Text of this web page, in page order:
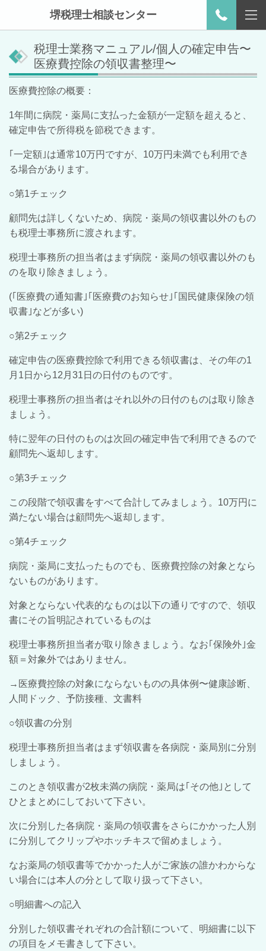
堺税理士相談センター
税理士業務マニュアル/個人の確定申告〜
医療費控除の領収書整理〜
医療費控除の概要：
1年間に病院・薬局に支払った金額が一定額を超えると、
確定申告で所得税を節税できます。
｢一定額｣は通常10万円ですが、10万円未満でも利用でき
る場合があります。
○第1チェック
顧問先は詳しくないため、病院・薬局の領収書以外のもの
も税理士事務所に渡されます。
税理士事務所の担当者はまず病院・薬局の領収書以外のも
のを取り除きましょう。
(｢医療費の通知書｣｢医療費のお知らせ｣｢国民健康保険の領
収書｣などが多い)
○第2チェック
確定申告の医療費控除で利用できる領収書は、その年の1
月1日から12月31日の日付のものです。
税理士事務所の担当者はそれ以外の日付のものは取り除き
ましょう。
特に翌年の日付のものは次回の確定申告で利用できるので
顧問先へ返却します。
○第3チェック
この段階で領収書をすべて合計してみましょう。10万円に
満たない場合は顧問先へ返却します。
○第4チェック
病院・薬局に支払ったものでも、医療費控除の対象となら
ないものがあります。
対象とならない代表的なものは以下の通りですので、領収
書にその旨明記されているものは
税理士事務所担当者が取り除きましょう。なお｢保険外｣金
額＝対象外ではありません。
→医療費控除の対象にならないものの具体例〜健康診断、
人間ドック、予防接種、文書料
○領収書の分別
税理士事務所担当者はまず領収書を各病院・薬局別に分別
しましょう。
このとき領収書が2枚未満の病院・薬局は｢その他｣として
ひとまとめにしておいて下さい。
次に分別した各病院・薬局の領収書をさらにかかった人別
に分別してクリップやホッチキスで留めましょう。
なお薬局の領収書等でかかった人がご家族の誰かわからな
い場合には本人の分として取り扱って下さい。
○明細書への記入
分別した領収書それぞれの合計額について、明細書に以下
の項目をメモ書きして下さい。